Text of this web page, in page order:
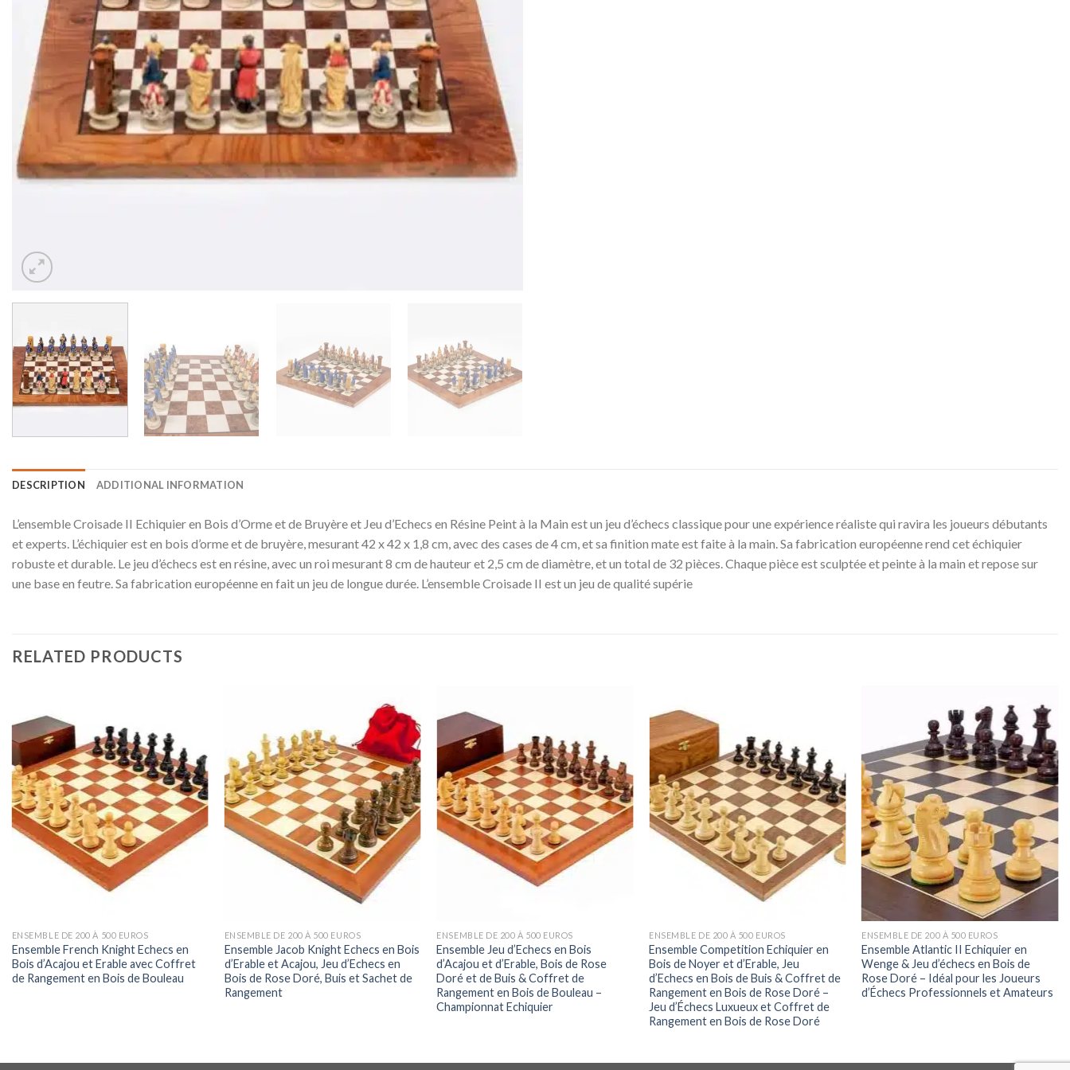
DESCRIPTION ADDITIONAL INFORMATION
L’ensemble Croisade II Echiquier en Bois d’Orme et de Bruyère et Jeu d’Echecs en Résine Peint à la Main est un jeu d’échecs classique pour une expérience réaliste qui ravira les joueurs débutants
et experts. L’échiquier est en bois d’orme et de bruyère, mesurant 42 x 42 x 1,8 cm, avec des cases de 4 cm, et sa finition mate est faite à la main. Sa fabrication européenne rend cet échiquier
robuste et durable. Le jeu d’échecs est en résine, avec un roi mesurant 8 cm de hauteur et 2,5 cm de diamètre, et un total de 32 pièces. Chaque pièce est sculptée et peinte à la main et repose sur
une base en feutre. Sa fabrication européenne en fait un jeu de longue durée. L’ensemble Croisade II est un jeu de qualité supérie
RELATED PRODUCTS
ENSEMBLE DE 200 À 500 EUROS
Ensemble French Knight Echecs en
Bois d’Acajou et Erable avec Coffret
de Rangement en Bois de Bouleau
ENSEMBLE DE 200 À 500 EUROS
Ensemble Jacob Knight Echecs en Bois
d’Erable et Acajou, Jeu d’Echecs en
Bois de Rose Doré, Buis et Sachet de
Rangement
ENSEMBLE DE 200 À 500 EUROS
Ensemble Jeu d’Echecs en Bois
d’Acajou et d’Erable, Bois de Rose
Doré et de Buis & Coffret de
Rangement en Bois de Bouleau –
Championnat Echiquier
ENSEMBLE DE 200 À 500 EUROS
Ensemble Competition Echiquier en
Bois de Noyer et d’Erable, Jeu
d’Echecs en Bois de Buis & Coffret de
Rangement en Bois de Rose Doré –
Jeu d’Échecs Luxueux et Coffret de
Rangement en Bois de Rose Doré
ENSEMBLE DE 200 À 500 EUROS
Ensemble Atlantic II Echiquier en
Wenge & Jeu d’échecs en Bois de
Rose Doré – Idéal pour les Joueurs
d’Échecs Professionnels et Amateurs